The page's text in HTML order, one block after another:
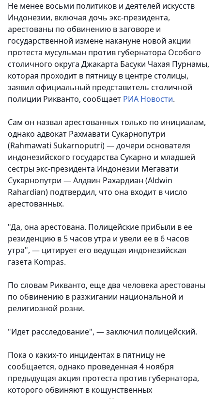
Не менее восьми политиков и деятелей искусств
Индонезии, включая дочь экс-президента,
арестованы по обвинению в заговоре и
государственной измене накануне новой акции
протеста мусульман против губернатора Особого
столичного округа Джакарта Басуки Чахая Пурнамы,
которая проходит в пятницу в центре столицы,
заявил официальный представитель столичной
полиции Рикванто, сообщает РИА Новости.
Сам он назвал арестованных только по инициалам,
однако адвокат Рахмавати Сукарнопутри
(Rahmawati Sukarnoputri) — дочери основателя
индонезийского государства Сукарно и младшей
сестры экс-президента Индонезии Мегавати
Сукарнопутри — Алдвин Рахардиан (Aldwin
Rahardian) подтвердил, что она входит в число
арестованных.
"Да, она арестована. Полицейские прибыли в ее
резиденцию в 5 часов утра и увели ее в 6 часов
утра", — цитирует его ведущая индонезийская
газета Kompas.
По словам Рикванто, еще два человека арестованы
по обвинению в разжигании национальной и
религиозной розни.
"Идет расследование", — заключил полицейский.
Пока о каких-то инцидентах в пятницу не
сообщается, однако проведенная 4 ноября
предыдущая акция протеста против губернатора,
которого обвиняют в кощунственных